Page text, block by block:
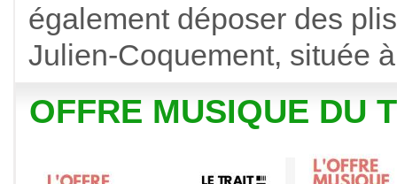
également déposer des
Julien-Coquement, située
OFFRE MUSIQUE DU